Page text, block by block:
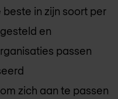
in zijn soort per
en
passen
zich aan te passen